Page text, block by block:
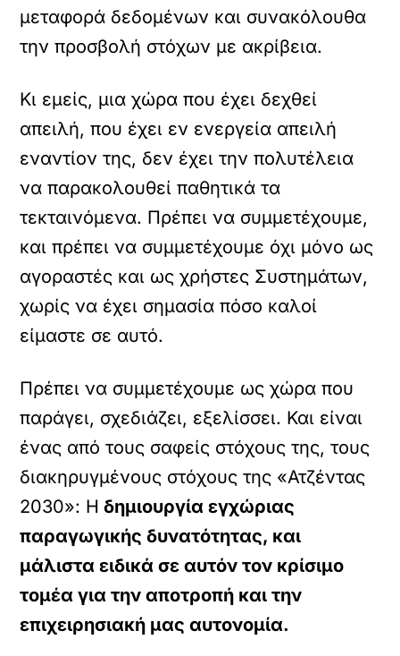
μεταφορά δεδομένων και συνακόλουθα
την προσβολή στόχων με ακρίβεια.
Κι εμείς, μια χώρα που έχει δεχθεί
απειλή, που έχει εν ενεργεία απειλή
εναντίον της, δεν έχει την πολυτέλεια
να παρακολουθεί παθητικά τα
τεκταινόμενα. Πρέπει να συμμετέχουμε,
και πρέπει να συμμετέχουμε όχι μόνο ως
αγοραστές και ως χρήστες Συστημάτων,
χωρίς να έχει σημασία πόσο καλοί
είμαστε σε αυτό.
Πρέπει να συμμετέχουμε ως χώρα που
παράγει, σχεδιάζει, εξελίσσει. Και είναι
ένας από τους σαφείς στόχους της, τους
διακηρυγμένους στόχους της «Ατζέντας
2030»: H δημιουργία εγχώριας
παραγωγικής δυνατότητας, και
μάλιστα ειδικά σε αυτόν τον κρίσιμο
τομέα για την αποτροπή και την
επιχειρησιακή μας αυτονομία.